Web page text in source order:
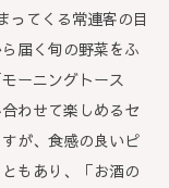
ってくる常連客の目
届く旬の野菜をふ
ーニングトース
わせて楽しめるセ
が、食感の良いピ
もあり、「お酒の